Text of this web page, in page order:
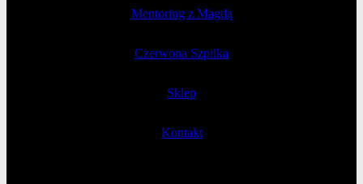
Mentoring z Magdą
Czerwona Szpilka
Sklep
Kontakt